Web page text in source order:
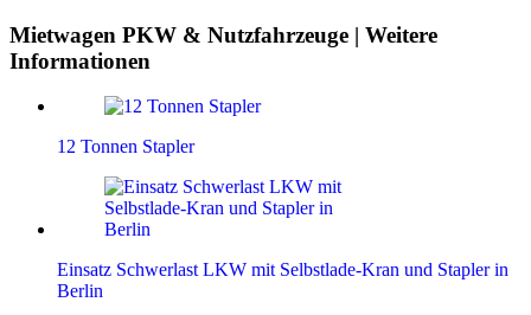
Mietwagen PKW & Nutzfahrzeuge | Weitere
Informationen
12 Tonnen Stapler
Einsatz Schwerlast LKW mit Selbstlade-Kran und Stapler in
Berlin